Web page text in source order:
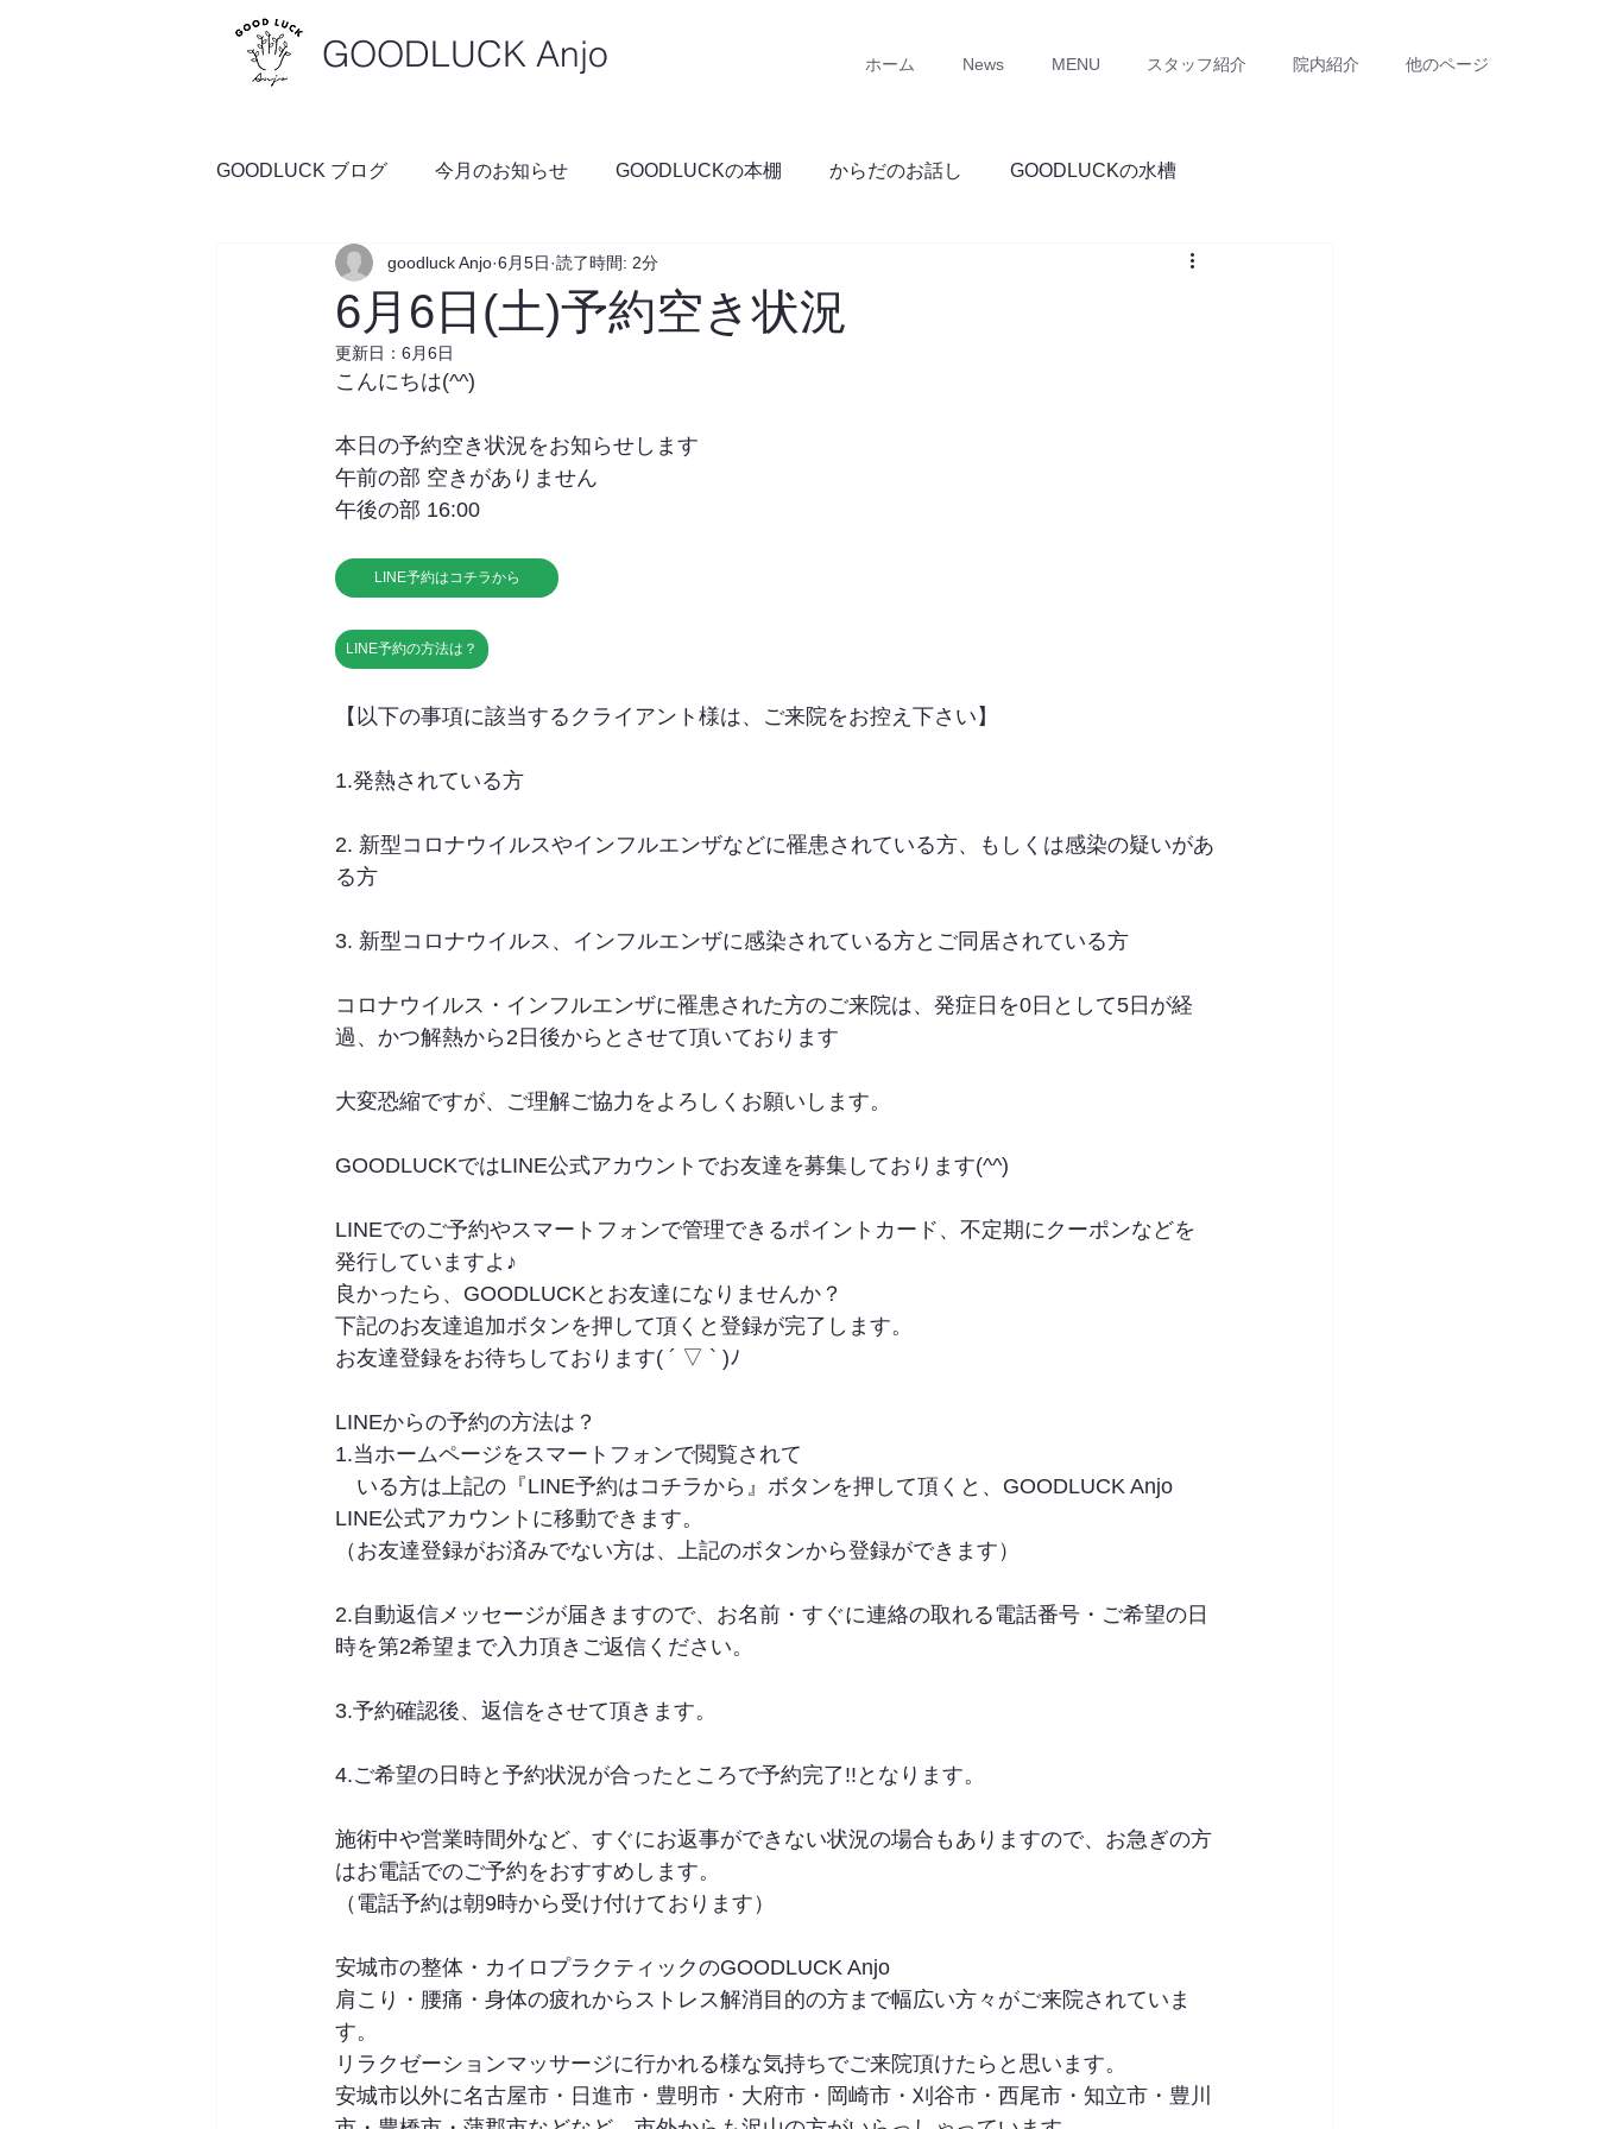
ホーム News MENU スタッフ紹介 院内紹介 他のページ
GOODLUCK Anjo
GOODLUCK ブログ 今月のお知らせ GOODLUCKの本棚 からだのお話し GOODLUCKの水槽
料理の時間 予約空き状況 GOODLUCKブログ
6月6日(土)予約空き状況
goodluck Anjo 6月5日 読了時間: 2分
更新日： 6月6日
こんにちは(^^)
本日の予約空き状況をお知らせします
午前の部 空きがありません
午後の部 16:00
LINE予約はコチラから
LINE予約の方法は？
【以下の事項に該当するクライアント様は、ご来院をお控え下さい】
1.発熱されている方
2. 新型コロナウイルスやインフルエンザなどに罹患されている方、もしくは感染の疑いがあ
る方
3. 新型コロナウイルス、インフルエンザに感染されている方とご同居されている方
コロナウイルス・インフルエンザに罹患された方のご来院は、発症日を0日として5日が経
過、かつ解熱から2日後からとさせて頂いております
大変恐縮ですが、ご理解ご協力をよろしくお願いします。
GOODLUCKではLINE公式アカウントでお友達を募集しております(^^)
LINEでのご予約やスマートフォンで管理できるポイントカード、不定期にクーポンなどを
発行していますよ♪
良かったら、GOODLUCKとお友達になりませんか？
下記のお友達追加ボタンを押して頂くと登録が完了します。
お友達登録をお待ちしております( ´ ▽ ` )ﾉ
LINEからの予約の方法は？
1.当ホームページをスマートフォンで閲覧されて
いる方は上記の『LINE予約はコチラから』ボタンを押して頂くと、GOODLUCK Anjo
LINE公式アカウントに移動できます。
（お友達登録がお済みでない方は、上記のボタンから登録ができます）
2.自動返信メッセージが届きますので、お名前・すぐに連絡の取れる電話番号・ご希望の日
時を第2希望まで入力頂きご返信ください。
3.予約確認後、返信をさせて頂きます。
4.ご希望の日時と予約状況が合ったところで予約完了!!となります。
施術中や営業時間外など、すぐにお返事ができない状況の場合もありますので、お急ぎの方
はお電話でのご予約をおすすめします。
（電話予約は朝9時から受け付けております）
安城市の整体・カイロプラクティックのGOODLUCK Anjo
肩こり・腰痛・身体の疲れからストレス解消目的の方まで幅広い方々がご来院されていま
す。
リラクゼーションマッサージに行かれる様な気持ちでご来院頂けたらと思います。
安城市以外に名古屋市・日進市・豊明市・大府市・岡崎市・刈谷市・西尾市・知立市・豊川